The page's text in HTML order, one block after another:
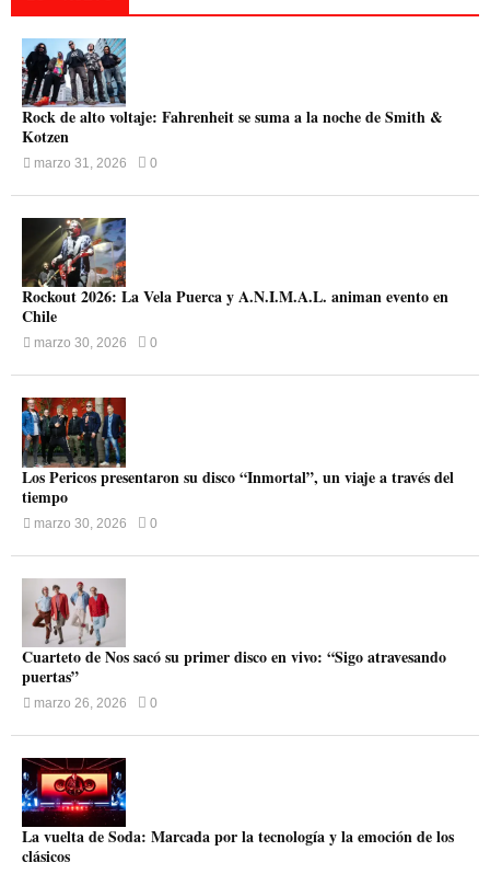
Rock de alto voltaje: Fahrenheit se suma a la noche de Smith &
Kotzen
marzo 31, 2026 0
Rockout 2026: La Vela Puerca y A.N.I.M.A.L. animan evento en
Chile
marzo 30, 2026 0
Los Pericos presentaron su disco “Inmortal”, un viaje a través del
tiempo
marzo 30, 2026 0
Cuarteto de Nos sacó su primer disco en vivo: “Sigo atravesando
puertas”
marzo 26, 2026 0
La vuelta de Soda: Marcada por la tecnología y la emoción de los
clásicos